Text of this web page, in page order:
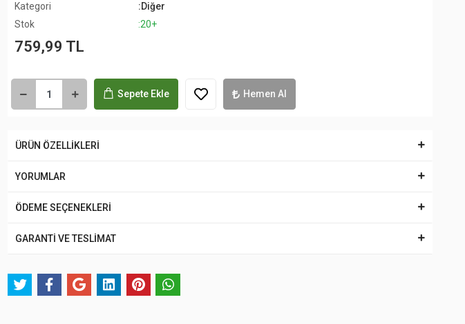
Kategori
:Diğer
Stok
:20+
759,99 TL
Sepete Ekle Hemen Al
ÜRÜN ÖZELLİKLERİ
YORUMLAR
ÖDEME SEÇENEKLERİ
GARANTİ VE TESLİMAT